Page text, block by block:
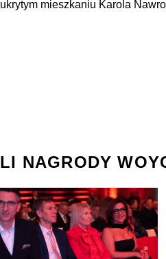
mieszkaniu Karola
NAGRODY